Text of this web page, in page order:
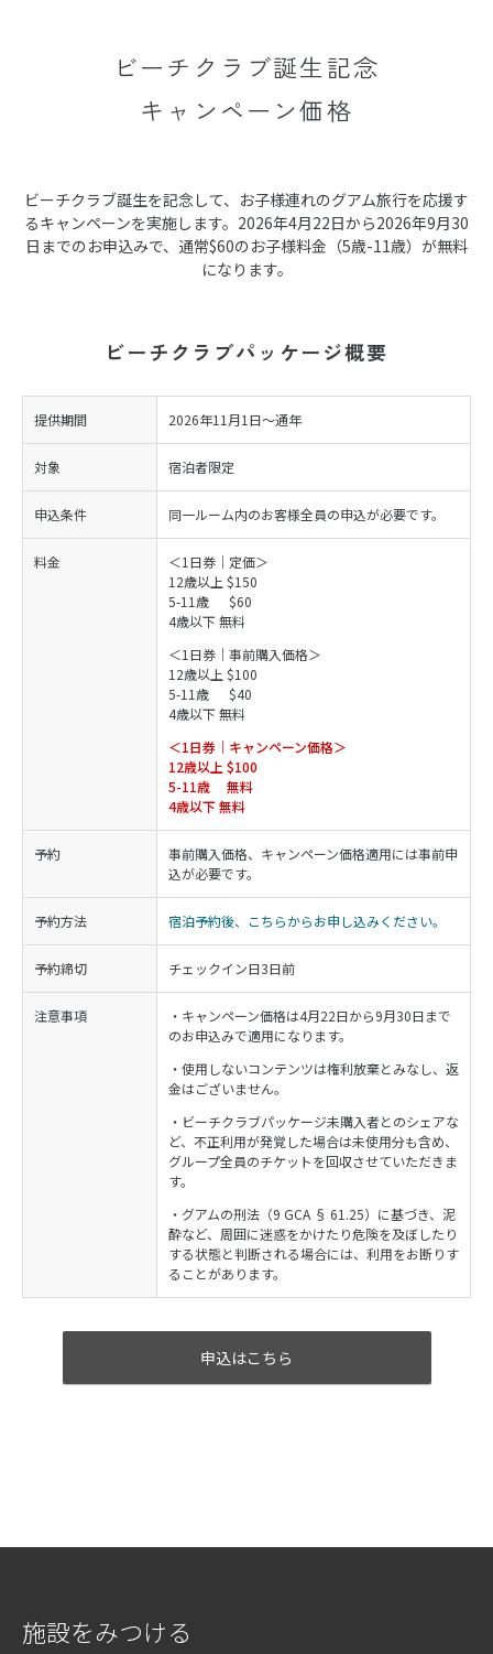
ビーチクラブ誕生記念
キャンペーン価格
ビーチクラブ誕生を記念して、お子様連れのグアム旅行を応援す
るキャンペーンを実施します。2026年4月22日から2026年9月30
日までのお申込みで、通常$60のお子様料金（5歳-11歳）が無料
になります。
ビーチクラブパッケージ概要
提供期間 2026年11月1日〜通年
対象 宿泊者限定
申込条件 同一ルーム内のお客様全員の申込が必要です。
料金
＜1日券｜定価＞
12歳以上 $150
5-11歳 $60
4歳以下 無料
＜1日券｜事前購入価格＞
12歳以上 $100
5-11歳 $40
4歳以下 無料
＜1日券｜キャンペーン価格＞
12歳以上 $100
5-11歳 無料
4歳以下 無料
予約
事前購入価格、キャンペーン価格適用には事前申
込が必要です。
予約方法 宿泊予約後、こちらからお申し込みください。
予約締切 チェックイン日3日前
注意事項
・キャンペーン価格は4月22日から9月30日まで
のお申込みで適用になります。
・使用しないコンテンツは権利放棄とみなし、返
金はございません。
・ビーチクラブパッケージ未購入者とのシェアな
ど、不正利用が発覚した場合は未使用分も含め、
グループ全員のチケットを回収させていただきま
す。
・グアムの刑法（9 GCA § 61.25）に基づき、泥
酔など、周囲に迷惑をかけたり危険を及ぼしたり
する状態と判断される場合には、利用をお断りす
ることがあります。
申込はこちら
施設をみつける